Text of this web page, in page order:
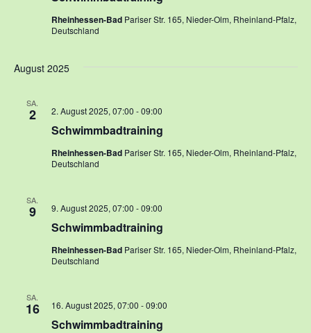
Rheinhessen-Bad Pariser Str. 165, Nieder-Olm, Rheinland-Pfalz,
Deutschland
August 2025
SA.
2
Schwimmbadtraining
2. August 2025, 07:00 -09:00
Rheinhessen-Bad Pariser Str. 165, Nieder-Olm, Rheinland-Pfalz,
Deutschland
SA.
9
Schwimmbadtraining
9. August 2025, 07:00 -09:00
Rheinhessen-Bad Pariser Str. 165, Nieder-Olm, Rheinland-Pfalz,
Deutschland
SA.
16
Schwimmbadtraining
16. August 2025, 07:00 -09:00